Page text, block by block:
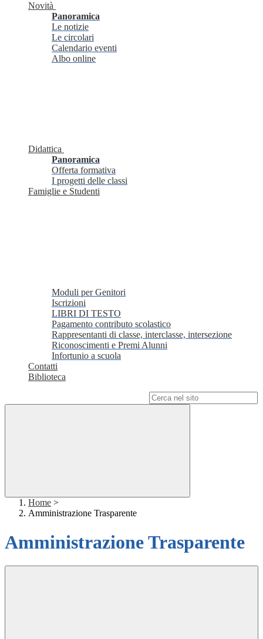
Novità
Panoramica
Le notizie
Le circolari
Calendario eventi
Albo online
Didattica
Panoramica
Offerta formativa
I progetti delle classi
Famiglie e Studenti
Moduli per Genitori
Iscrizioni
LIBRI DI TESTO
Pagamento contributo scolastico
Rappresentanti di classe, interclasse, intersezione
Riconoscimenti e Premi Alunni
Infortunio a scuola
Contatti
Biblioteca
Home >
Amministrazione Trasparente
Amministrazione Trasparente